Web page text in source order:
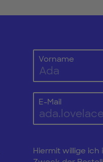
Vorname
E-Mail
Hiermit willige